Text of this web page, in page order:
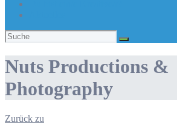
Suchen
nach:
Nuts Productions &
Photography
Zurück zu